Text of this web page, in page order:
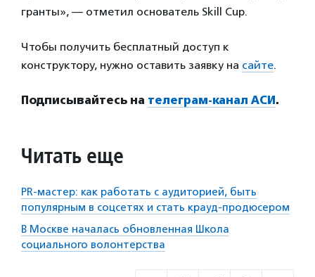
гранты», — отметил основатель Skill Cup.
Чтобы получить бесплатный доступ к
конструктору, нужно оставить заявку на сайте.
Подписывайтесь на телеграм-канал АСИ .
Читать еще
PR-мастер: как работать с аудиторией, быть
популярным в соцсетях и стать крауд-продюсером
В Москве началась обновленная Школа
социального волонтерства